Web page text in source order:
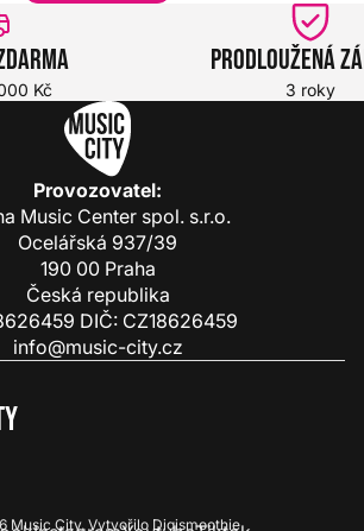
Kč
Prodloužená
3 roky
Provozovatel:
Music Center spol. s.r.o.
Ocelářská 937/39
190 00 Praha
Česká republika
DIČ: CZ18626459
info@music-city.cz
Music City. Vytvořilo Digismoothie